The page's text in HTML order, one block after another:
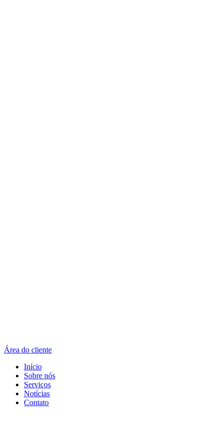
Área do cliente
Início
Sobre nós
Serviços
Notícias
Contato